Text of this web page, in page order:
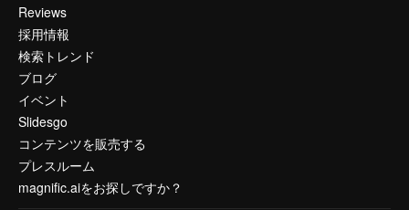
Reviews
採用情報
検索トレンド
ブログ
イベント
Slidesgo
コンテンツを販売する
プレスルーム
magnific.aiをお探しですか？